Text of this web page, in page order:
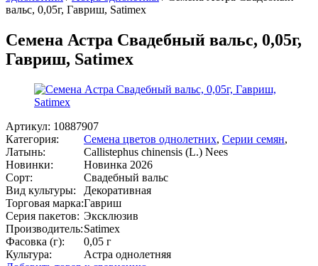
вальс, 0,05г, Гавриш, Satimex
Семена Астра Свадебный вальс, 0,05г,
Гавриш, Satimex
Артикул: 10887907
Категория:
Семена цветов однолетних, Серии семян,
Латынь:
Callistephus chinensis (L.) Nees
Новинки:
Новинка 2026
Сорт:
Свадебный вальс
Вид культуры:
Декоративная
Торговая марка:Гавриш
Серия пакетов: Эксклюзив
Производитель:Satimex
Фасовка (г):
0,05 г
Культура:
Астра однолетняя